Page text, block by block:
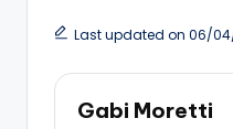
Last updated on 06/
Gabi Moretti